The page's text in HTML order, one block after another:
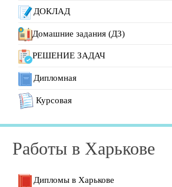
ДОКЛАД
Домашние задания (ДЗ)
РЕШЕНИЕ ЗАДАЧ
Решение задач по физике
Решение по высшей математике
Дипломная
Дипломная по истории
Дипломная по кулинарии
Дипломные по экономике
Курсовая
Курсовая по банковскому делу
Курсовая по кулинарии
Работы в Харькове
Дипломы в Харькове